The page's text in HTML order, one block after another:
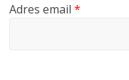
Adres email*